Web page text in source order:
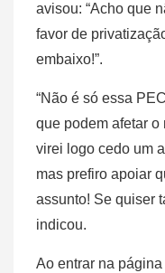
avisou: “Acho que
favor de
embaixo!”.
“Não é só essa
que podem afetar o
virei logo cedo um
mas prefiro apoiar
assunto! Se quiser
indicou.
Ao entrar na